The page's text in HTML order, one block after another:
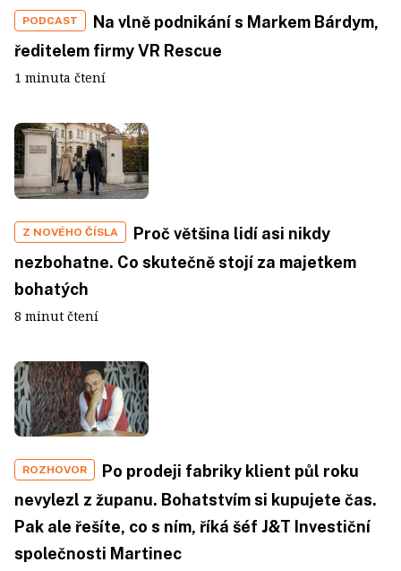
PODCAST
Na vlně podnikání s Markem Bárdym,
ředitelem firmy VR Rescue
1 minuta čtení
Z NOVÉHO ČÍSLA
Proč většina lidí asi nikdy
nezbohatne. Co skutečně stojí za majetkem
bohatých
8 minut čtení
ROZHOVOR
Po prodeji fabriky klient půl roku
nevylezl z županu. Bohatstvím si kupujete čas.
Pak ale řešíte, co s ním, říká šéf J&T Investiční
společnosti Martinec